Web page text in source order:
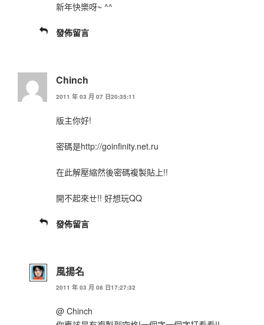
新年快樂呀~ ^^
發佈留言
Chinch
2011 年 03 月 07 日20:35:11
版主你好!
密碼是http://goinfinity.net.ru
在此解壓縮然後密碼複製貼上!!
開不起來ㄝ!! 好想玩QQ
發佈留言
風揚名
2011 年 03 月 08 日17:27:32
@ Chinch